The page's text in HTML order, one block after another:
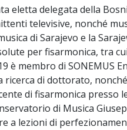
eletta delegata della
televisive, nonché
di Sarajevo e la
per fisarmonica, tra
è membro di SONEMUS
ricerca di dottorato,
di fisarmonica presso
di Musica
a lezioni di